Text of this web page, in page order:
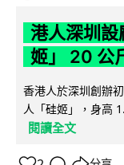
港人深圳設
姬」 20 公
香港人於深圳創辦
人「硅姬」，身高
閱讀全文